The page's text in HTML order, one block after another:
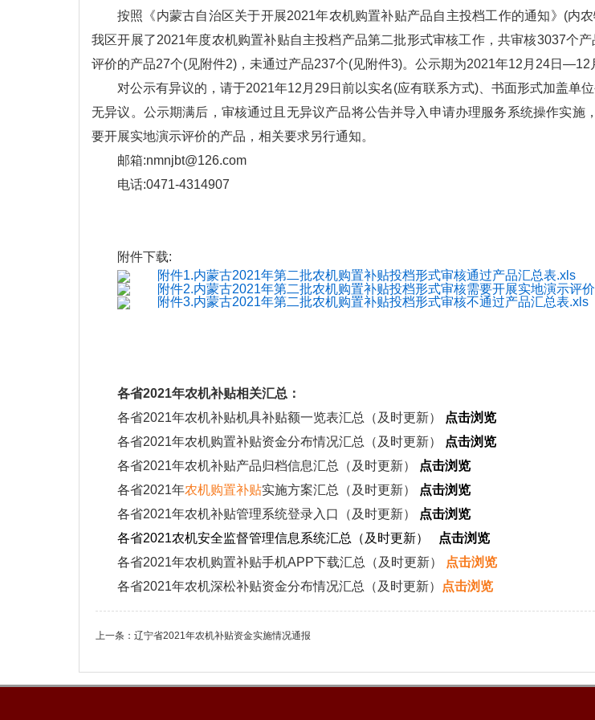
按照《内蒙古自治区关于开展2021年农机购置补贴产品自主投档工作的通知》(内
我区开展了2021年度农机购置补贴自主投档产品第二批形式审核工作，共审核3037个
评价的产品27个(见附件2)，未通过产品237个(见附件3)。公示期为2021年12月24日—12
对公示有异议的，请于2021年12月29日前以实名(应有联系方式)、书面形式加盖单
无异议。公示期满后，审核通过且无异议产品将公告并导入申请办理服务系统操作实
要开展实地演示评价的产品，相关要求另行通知。
邮箱:nmnjbt@126.com
电话:0471-4314907
附件下载:
附件1.内蒙古2021年第二批农机购置补贴投档形式审核通过产品汇总表.xls
附件2.内蒙古2021年第二批农机购置补贴投档形式审核需要开展实地演示评
附件3.内蒙古2021年第二批农机购置补贴投档形式审核不通过产品汇总表.xls
各省2021年农机补贴相关汇总：
各省2021年农机补贴机具补贴额一览表汇总（及时更新）
点击浏览
各省2021年农机购置补贴资金分布情况汇总（及时更新）
点击浏览
各省2021年农机补贴产品归档信息汇总（及时更新）
点击浏览
各省2021年农机购置补贴实施方案汇总（及时更新）
点击浏览
各省2021年农机补贴管理系统登录入口（及时更新）
点击浏览
各省2021农机安全监督管理信息系统汇总（及时更新）
点击浏览
各省2021年农机购置补贴手机APP下载汇总（及时更新）
点击浏览
各省2021年农机深松补贴资金分布情况汇总（及时更新）
点击浏览
上一条： 辽宁省2021年农机补贴资金实施情况通报